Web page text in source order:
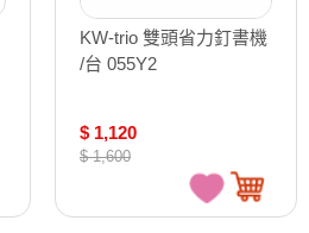
KW-trio 雙頭省力釘書機
/台 055Y2
$ 1,120
$ 1,600